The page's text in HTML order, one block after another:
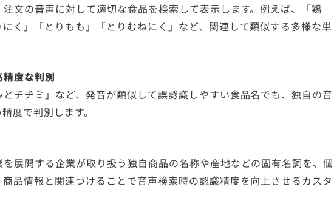
文の音声に対して適切な食品を検索して表示します。例えば、「鶏
く」「とりもも」「とりむねにく」など、関連して類似する多様な単
度な判別
とチヂミ」など、発音が類似して誤認識しやすい食品名でも、独自の音
度で判別します。
展開する企業が取り扱う独自商品の名称や産地などの固有名詞を、個
品情報と関連づけることで音声検索時の認識精度を向上させるカスタ